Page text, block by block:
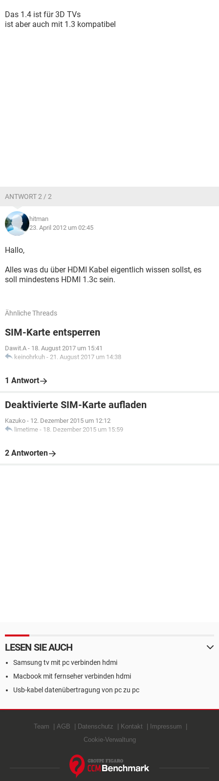
Das 1.4 ist für 3D TVs
ist aber auch mit 1.3 kompatibel
ANTWORT 2 / 2
hitman
23. April 2012 um 02:45
Hallo,
Alles was du über HDMI Kabel eigentlich wissen sollst, es
soll mindestens HDMI 1.3c sein.
Ähnliche Threads
SIM-Karte entsperren
Dawit.A - 18. August 2017 um 15:41
keinohrkuh - 21. August 2017 um 14:38
1 Antwort
Deaktivierte SIM-Karte aufladen
Kazuko - 12. Dezember 2015 um 12:12
limetime - 18. Dezember 2015 um 15:59
2 Antworten
LESEN SIE AUCH
Samsung tv mit pc verbinden hdmi
Macbook mit fernseher verbinden hdmi
Usb-kabel datenübertragung von pc zu pc
Team AGB Datenschutz Kontakt
Impressum
Cookie-Verwaltung